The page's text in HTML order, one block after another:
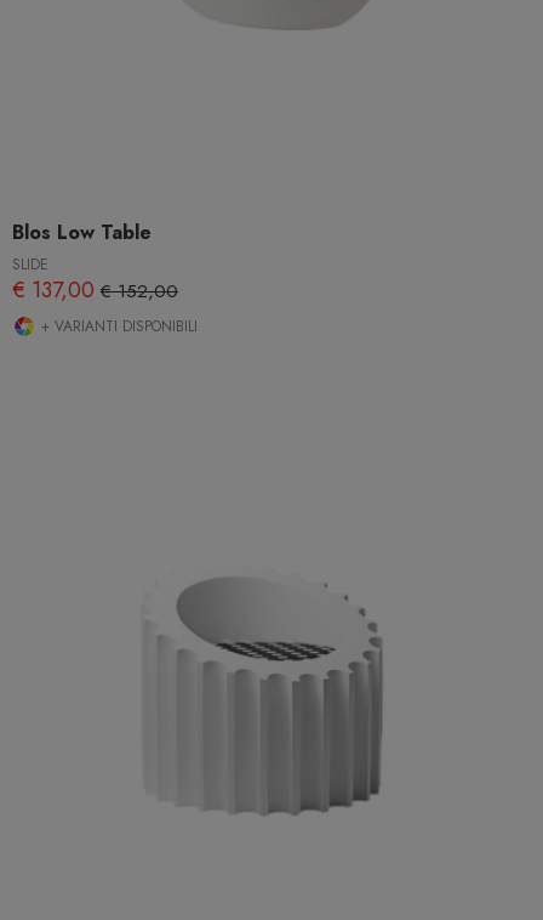
Blos Low Table
SLIDE
€ 137,00 € 152,00
+ VARIANTI DISPONIBILI